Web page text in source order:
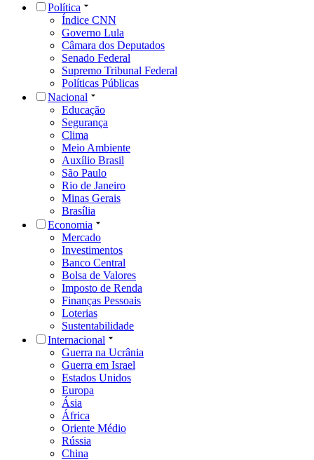
Política
Índice CNN
Governo Lula
Câmara dos Deputados
Senado Federal
Supremo Tribunal Federal
Políticas Públicas
Nacional
Educação
Segurança
Clima
Meio Ambiente
Auxílio Brasil
São Paulo
Rio de Janeiro
Minas Gerais
Brasília
Economia
Mercado
Investimentos
Banco Central
Bolsa de Valores
Imposto de Renda
Finanças Pessoais
Loterias
Sustentabilidade
Internacional
Guerra na Ucrânia
Guerra em Israel
Estados Unidos
Europa
Ásia
África
Oriente Médio
Rússia
China